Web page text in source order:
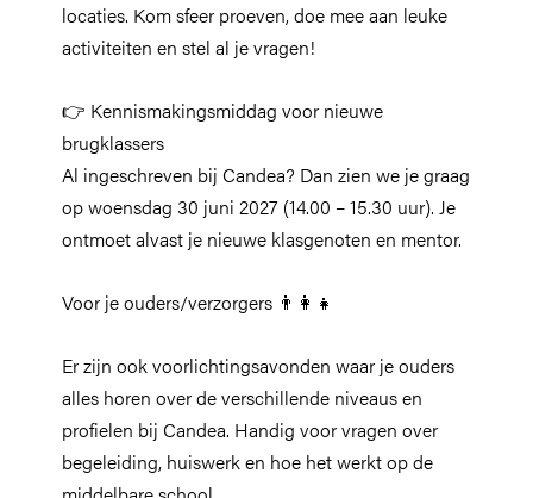
locaties. Kom sfeer proeven, doe mee aan leuke
activiteiten en stel al je vragen!
👉 Kennismakingsmiddag voor nieuwe
brugklassers
Al ingeschreven bij Candea? Dan zien we je graag
op woensdag 30 juni 2027 (14.00 – 15.30 uur). Je
ontmoet alvast je nieuwe klasgenoten en mentor.
Voor je ouders/verzorgers 👨‍👩‍👧
Er zijn ook voorlichtingsavonden waar je ouders
alles horen over de verschillende niveaus en
profielen bij Candea. Handig voor vragen over
begeleiding, huiswerk en hoe het werkt op de